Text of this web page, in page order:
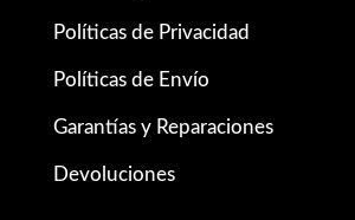
Políticas de Privacidad
Políticas de Envío
Garantías y Reparaciones
Devoluciones